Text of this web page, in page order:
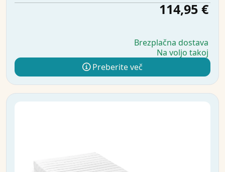
114,95 €
Brezplačna dostava
Na voljo takoj
Preberite več